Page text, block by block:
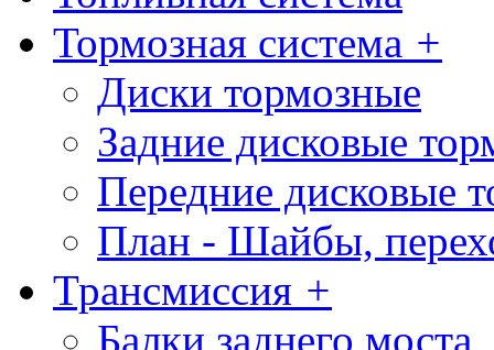
Тормозная система +
Диски тормозные
Задние дисковые
Передние дисковые
План - Шайбы,
Трансмиссия +
Балки заднего моста